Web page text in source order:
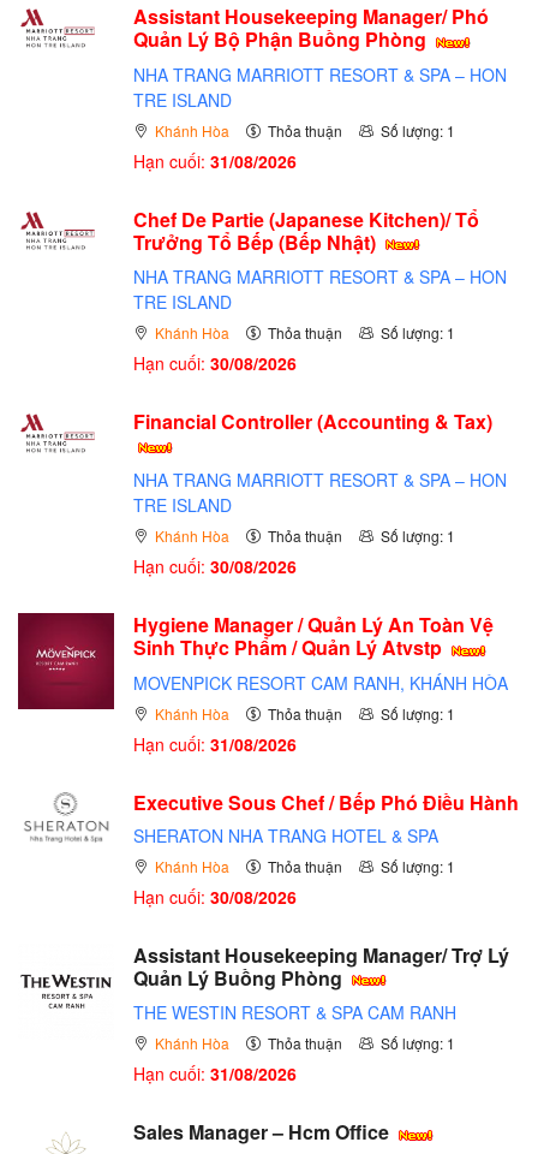
Assistant Housekeeping Manager/ Phó
Quản Lý Bộ Phận Buồng Phòng
NHA TRANG MARRIOTT RESORT & SPA – HON
TRE ISLAND
Khánh Hòa Thỏa thuận Số lượng: 1
Hạn cuối: 31/08/2026
Chef De Partie (Japanese Kitchen)/ Tổ
Trưởng Tổ Bếp (Bếp Nhật)
NHA TRANG MARRIOTT RESORT & SPA – HON
TRE ISLAND
Khánh Hòa Thỏa thuận Số lượng: 1
Hạn cuối: 30/08/2026
Financial Controller (Accounting & Tax)
NHA TRANG MARRIOTT RESORT & SPA – HON
TRE ISLAND
Khánh Hòa Thỏa thuận Số lượng: 1
Hạn cuối: 30/08/2026
Hygiene Manager / Quản Lý An Toàn Vệ
Sinh Thực Phẩm / Quản Lý Atvstp
MOVENPICK RESORT CAM RANH, KHÁNH HÒA
Khánh Hòa Thỏa thuận Số lượng: 1
Hạn cuối: 31/08/2026
Executive Sous Chef / Bếp Phó Điều Hành
SHERATON NHA TRANG HOTEL & SPA
Khánh Hòa Thỏa thuận Số lượng: 1
Hạn cuối: 30/08/2026
Assistant Housekeeping Manager/ Trợ Lý
Quản Lý Buồng Phòng
THE WESTIN RESORT & SPA CAM RANH
Khánh Hòa Thỏa thuận Số lượng: 1
Hạn cuối: 31/08/2026
Sales Manager – Hcm Office